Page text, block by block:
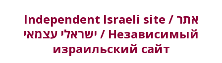
Independent Israeli site / אתר
ישראלי עצמאי / Независимый
израильский сайт